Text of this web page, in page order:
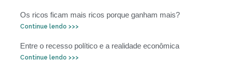
Os ricos ficam mais ricos porque ganham mais?
Continue lendo >>>
Entre o recesso político e a realidade econômica
Continue lendo >>>